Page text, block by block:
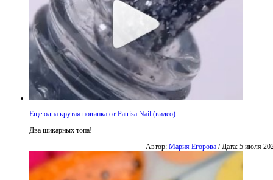
Еще одна крутая новинка от Patrisa Nail (видео)
Два шикарных топа!
Автор: Мария Егорова / Дата: 5 июля